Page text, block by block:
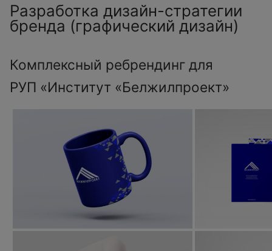
Разработка дизайн-стратегии
бренда (графический дизайн)
Комплексный ребрендинг для
РУП «Институт «Белжилпроект»